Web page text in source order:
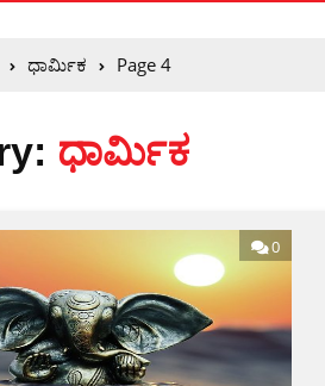
ಧಾರ್ಮಿಕ Page 4
ಧಾರ್ಮಿಕ
0